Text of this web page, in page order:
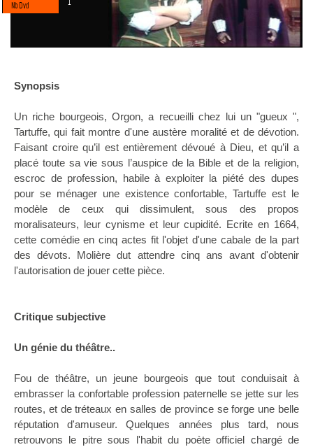
Nb Dvd 1
Synopsis
Un riche bourgeois, Orgon, a recueilli chez lui un "gueux ",
Tartuffe, qui fait montre d'une austère moralité et de dévotion.
Faisant croire qu’il est entièrement dévoué à Dieu, et qu’il a
placé toute sa vie sous l’auspice de la Bible et de la religion,
escroc de profession, habile à exploiter la piété des dupes
pour se ménager une existence confortable, Tartuffe est le
modèle de ceux qui dissimulent, sous des propos
moralisateurs, leur cynisme et leur cupidité. Ecrite en 1664,
cette comédie en cinq actes fit l'objet d'une cabale de la part
des dévots. Molière dut attendre cinq ans avant d'obtenir
l'autorisation de jouer cette pièce.
Critique subjective
Un génie du théâtre..
Fou de théâtre, un jeune bourgeois que tout conduisait à
embrasser la confortable profession paternelle se jette sur les
routes, et de tréteaux en salles de province se forge une belle
réputation d'amuseur. Quelques années plus tard, nous
retrouvons le pitre sous l'habit du poète offi­ciel chargé de